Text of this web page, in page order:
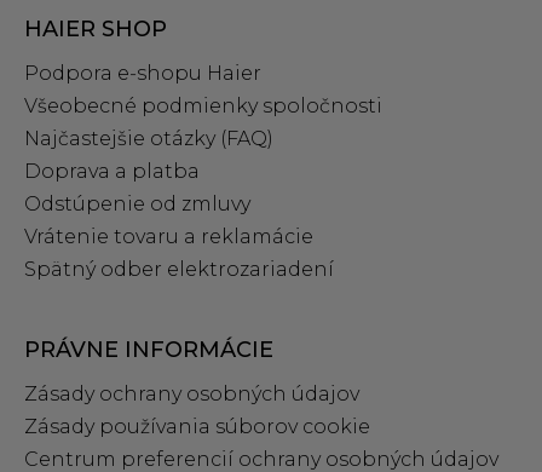
HAIER SHOP
Podpora e‑shopu Haier
Všeobecné podmienky spoločnosti
Najčastejšie otázky (FAQ)
Doprava a platba
Odstúpenie od zmluvy
Vrátenie tovaru a reklamácie
Spätný odber elektrozariadení
PRÁVNE INFORMÁCIE
Zásady ochrany osobných údajov
Zásady používania súborov cookie
Centrum preferencií ochrany osobných údajov